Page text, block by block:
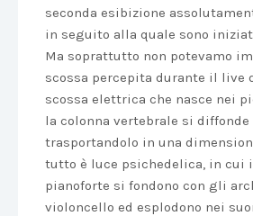
seconda esibizione
in seguito alla quale sono
Ma soprattutto non potevamo
scossa percepita durante il live
scossa elettrica che nasce nei
la colonna vertebrale si
trasportandolo in una
tutto è luce psichedelica, in cui
pianoforte si fondono con gli
violoncello ed esplodono nei